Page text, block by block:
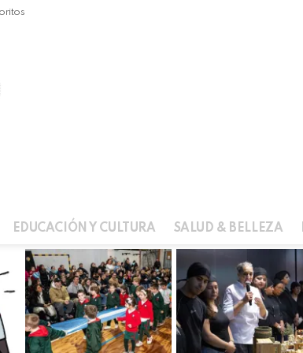
EDUCACIÓN Y CULTURA SALUD & BELLEZA